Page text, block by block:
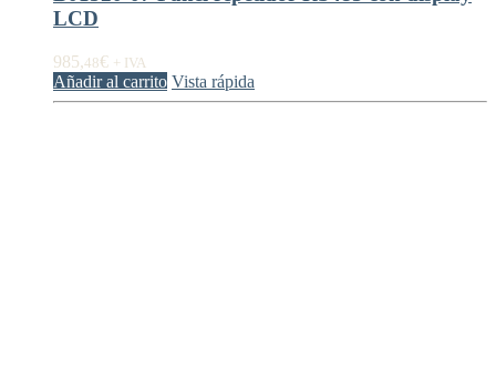
LCD
985,48€ + IVA
Añadir al carrito Vista rápida